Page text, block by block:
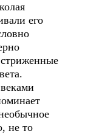
его
не то